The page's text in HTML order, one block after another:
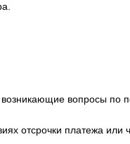
вопросы по
отсрочки платежа или